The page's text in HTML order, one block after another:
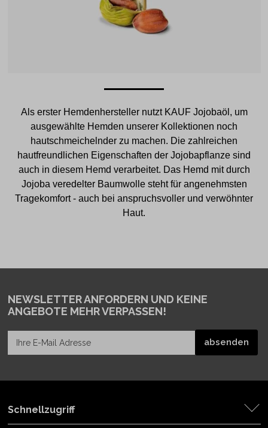
Als erster Hemdenhersteller nutzt KAUF Jojobaöl, um
ausgewählte Hemden unserer Kollektionen noch
hautschmeichelnder zu machen. Die zahlreichen
hautfreundlichen Eigenschaften der Jojobapflanze sind
auch in diesem Hemd verarbeitet. Das Hemd mit durch
Jojoba veredelter Baumwolle steht für angenehmsten
Tragekomfort - auch bei anspruchsvoller und verwöhnter
Haut.
NEWSLETTER ANFORDERN UND KEINE
ANGEBOTE MEHR VERPASSEN!
Schnellzugriff